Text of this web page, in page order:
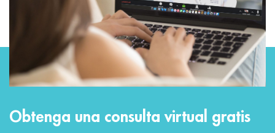
Obtenga una consulta virtual gratis